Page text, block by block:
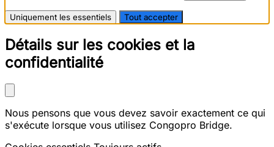
Uniquement les essentiels Tout accepter
Détails sur les cookies et la
confidentialité
Nous pensons que vous devez savoir exactement ce qui
s'exécute lorsque vous utilisez Congopro Bridge.